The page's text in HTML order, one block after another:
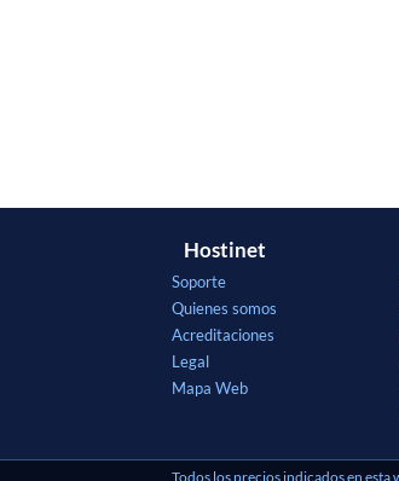
Hostinet
Soporte
Quienes somos
Acreditaciones
Legal
Mapa Web
Todos los precios indicados en esta